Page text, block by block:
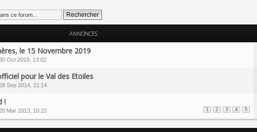
ANNONCES
le 15 Novembre 2019
Oct 2019, 13:02
pour le Val des Etoiles
Sep 2014, 21:14
!
1 2 3 4 5
Mar 2013, 10:22